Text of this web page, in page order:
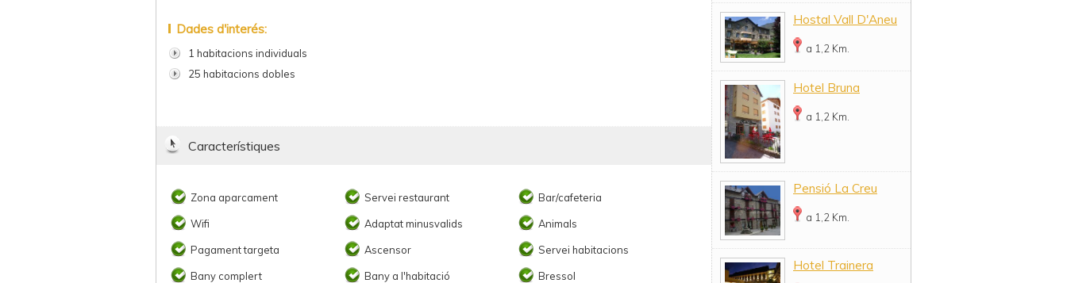
Dades d'interés:
1 habitacions individuals
25 habitacions dobles
Característiques
Zona aparcament Servei restaurant Bar/cafeteria
Wifi Adaptat minusvalids Animals
Pagament targeta Ascensor Servei habitacions
Bany complert Bany a l'habitació Bressol
Hostal Vall D'Aneu
a 1,2 Km.
Hotel Bruna
a 1,2 Km.
Pensió La Creu
a 1,2 Km.
Hotel Trainera